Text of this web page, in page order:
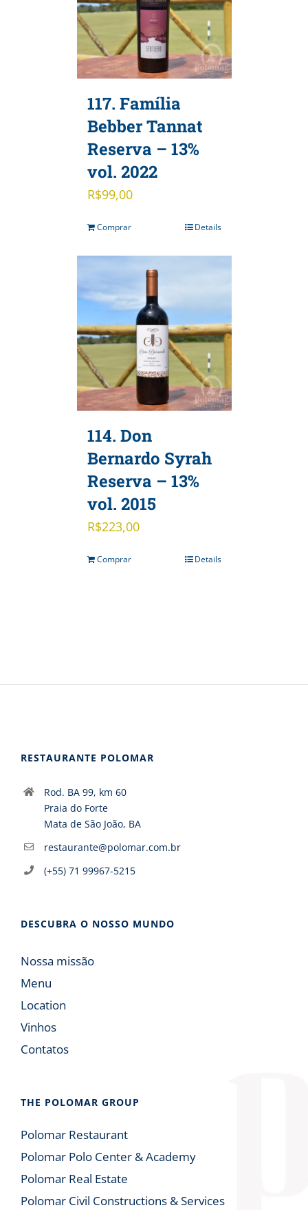
117. Família
Bebber Tannat
Reserva – 13%
vol. 2022
R$99,00
Comprar Details
114. Don
Bernardo Syrah
Reserva – 13%
vol. 2015
R$223,00
Comprar Details
RESTAURANTE POLOMAR
Rod. BA 99, km 60
Praia do Forte
Mata de São João, BA
restaurante@polomar.com.br
(+55) 71 99967-5215
DESCUBRA O NOSSO MUNDO
Nossa missão
Menu
Location
Vinhos
Contatos
THE POLOMAR GROUP
Polomar Restaurant
Polomar Polo Center & Academy
Polomar Real Estate
Polomar Civil Constructions & Services